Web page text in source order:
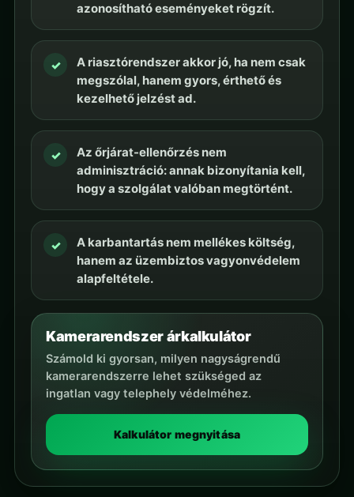
azonosítható eseményeket rögzít.
✓
A riasztórendszer akkor jó, ha nem csak
megszólal, hanem gyors, érthető és
kezelhető jelzést ad.
✓
Az őrjárat-ellenőrzés nem
adminisztráció: annak bizonyítania kell,
hogy a szolgálat valóban megtörtént.
✓
A karbantartás nem mellékes költség,
hanem az üzembiztos vagyonvédelem
alapfeltétele.
Kamerarendszer árkalkulátor
Számold ki gyorsan, milyen nagyságrendű
kamerarendszerre lehet szükséged az
ingatlan vagy telephely védelméhez.
Kalkulátor megnyitása